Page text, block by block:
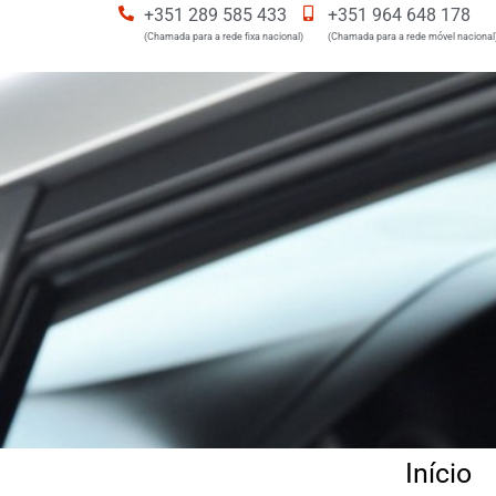
+351 289 585 433
(Chamada para a rede fixa nacional)
+351 964 648 178
(Chamada para a rede móvel
Início